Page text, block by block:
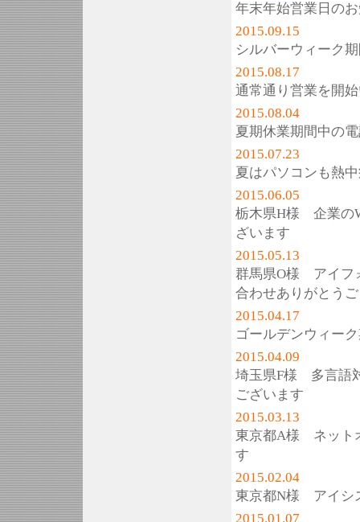
年末年始営業日の
2015.09.15
シルバーウィーク
2015.08.17
通常通り営業を開
2015.08.04
夏期休業期間中の
2015.07.23
夏はパソコンも熱
2015.06.05
栃木県H様 企業の
ざいます
2015.05.13
群馬県O様 アイフ
合わせありがとう
2015.04.17
ゴールデンウィー
2015.04.09
埼玉県F様 多言語
ございます
2015.03.13
東京都A様 ネット
す
2015.02.04
東京都N様 アイシ
2015.01.07